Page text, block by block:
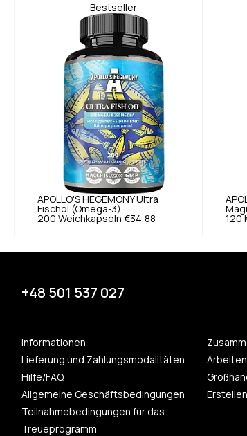
Bestseller
APOLLO'S HEGEMONY Ultra
Fischöl (Omega-3)
200 Weichkapseln €34,88
120
+48 501 537 027
Informationen
Lieferung und Zahlungsmodalitäten
Hilfe/FAQ
Allgemeine Geschäftsbedingungen
Teilnahmebedingungen für das
Treueprogramm